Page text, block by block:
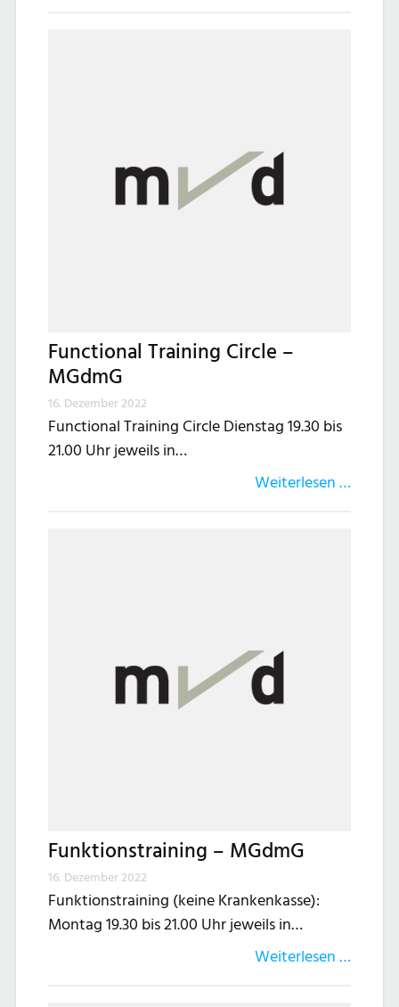
Functional Training Circle –
MGdmG
16. Dezember 2022
Functional Training Circle Dienstag 19.30 bis
21.00 Uhr jeweils in…
Weiterlesen …
Funktionstraining – MGdmG
16. Dezember 2022
Funktionstraining (keine Krankenkasse):
Montag 19.30 bis 21.00 Uhr jeweils in…
Weiterlesen …